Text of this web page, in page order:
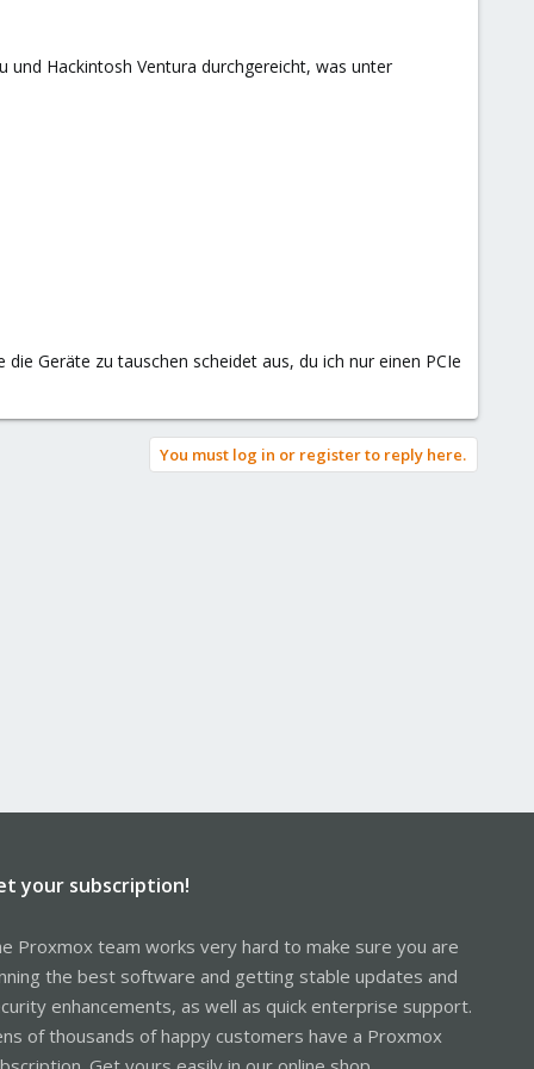
Hackintosh Ventura durchgereicht, was unter
Geräte zu tauschen scheidet aus, du ich nur einen PCIe
You must log in or register to reply here.
your subscription!
Proxmox team works very hard to make sure you are
the best software and getting stable updates and
enhancements, as well as quick enterprise support.
of thousands of happy customers have a Proxmox